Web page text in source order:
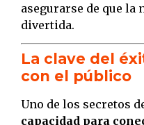
asegurarse de que la
divertida.
La clave del
con el público
Uno de los secretos
capacidad para